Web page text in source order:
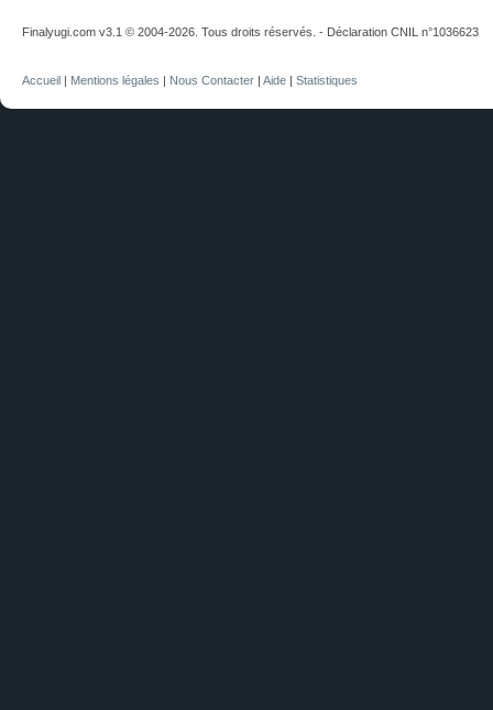
Finalyugi.com v3.1 © 2004-2026. Tous droits réservés. - Déclaration CNIL n°1036623
Accueil | Mentions légales | Nous Contacter | Aide | Statistiques